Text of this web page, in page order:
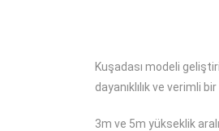
Kuşadası modeli
dayanıklılık ve verimli
3m ve 5m yükseklik